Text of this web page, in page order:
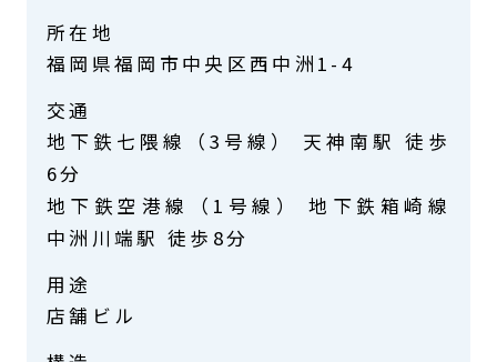
所在地
福岡県福岡市中央区西中洲1-4
交通
地下鉄七隈線（3号線） 天神南駅 徒歩
6分
地下鉄空港線（1号線） 地下鉄箱崎線
中洲川端駅 徒歩8分
用途
店舗ビル